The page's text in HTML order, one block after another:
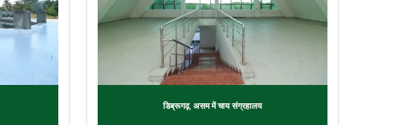
डिब्रूगढ़, असम में चाय संग्रहालय